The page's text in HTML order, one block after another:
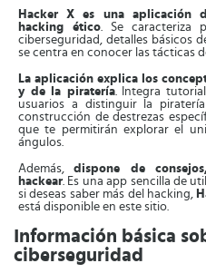
Hacker X es una aplicación
hacking ético. Se caracteriza
ciberseguridad, detalles básicos
se centra en conocer las tácticas
La aplicación explica los
y de la piratería. Integra
usuarios a distinguir la
construcción de destrezas
que te permitirán explorar el
ángulos.
Además,dispone de
hackear. Es una app sencilla de
si deseas saber más del hacking,
está disponible en este sitio.
Información básica
ciberseguridad